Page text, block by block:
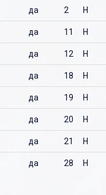
да 2 Н
да 11 Н
да 12 Н
да 18 Н
да 19 Н
да 20 Н
да 21 Н
да 28 Н